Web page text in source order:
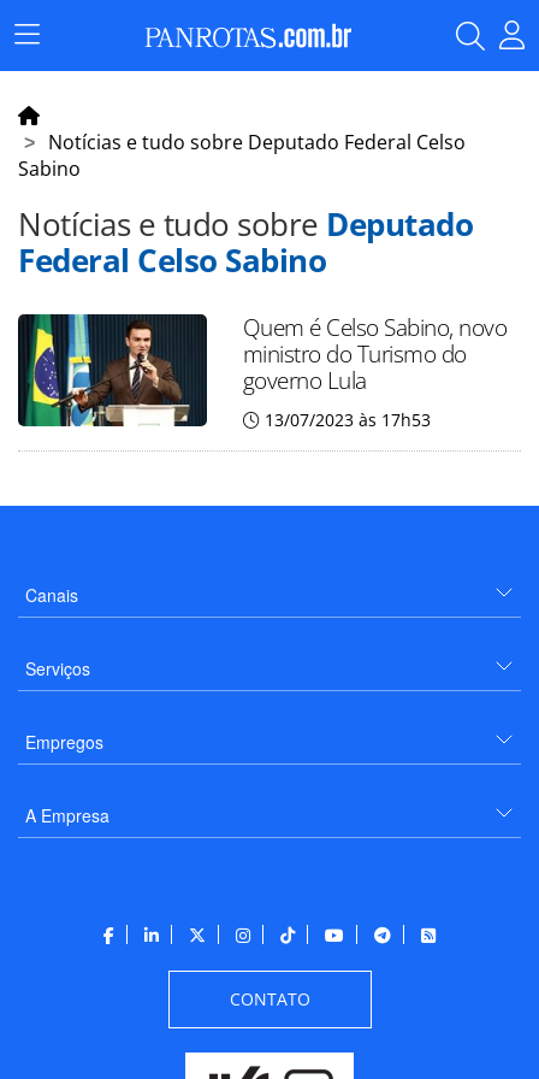
Menu
Principal
Notícias e tudo sobre Deputado Federal Celso
Sabino
Notícias e tudo sobre Deputado
Federal Celso Sabino
Quem é Celso Sabino, novo
ministro do Turismo do
governo Lula
13/07/2023 às 17h53
Canais
Serviços
Empregos
A Empresa
CONTATO